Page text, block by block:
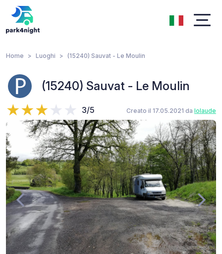
Home Luoghi (15240) Sauvat - Le Moulin
(15240) Sauvat - Le Moulin
3/5 Creato il 17.05.2021 da lolaude